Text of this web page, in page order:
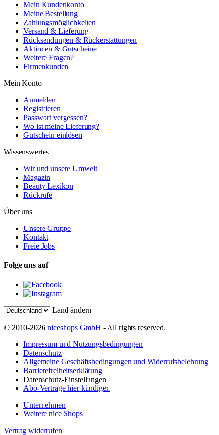
Mein Kundenkonto
Meine Bestellung
Zahlungsmöglichkeiten
Versand & Lieferung
Rücksendungen & Rückerstattungen
Aktionen & Gutscheine
Weitere Fragen?
Firmenkunden
Mein Konto
Anmelden
Registrieren
Passwort vergessen?
Wo ist meine Lieferung?
Gutschein einlösen
Wissenswertes
Wir und unsere Umwelt
Magazin
Beauty Lexikon
Rückrufe
Über uns
Unsere Gruppe
Kontakt
Freie Jobs
Folge uns auf
Land ändern
© 2010-2026 niceshops GmbH - All rights reserved.
Impressum und Nutzungsbedingungen
Datenschutz
Allgemeine Geschäftsbedingungen und Widerrufsbelehrung
Barrierefreiheitserklärung
Datenschutz-Einstellungen
Abo-Verträge hier kündigen
Unternehmen
Weitere nice Shops
Vertrag widerrufen